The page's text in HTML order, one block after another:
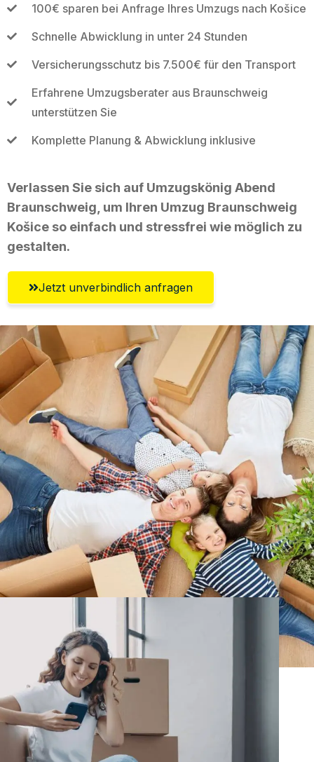
100€ sparen bei Anfrage Ihres Umzugs nach Košice
Schnelle Abwicklung in unter 24 Stunden
Versicherungsschutz bis 7.500€ für den Transport
Erfahrene Umzugsberater aus Braunschweig
unterstützen Sie
Komplette Planung & Abwicklung inklusive
Verlassen Sie sich auf Umzugskönig Abend
Braunschweig, um Ihren Umzug Braunschweig
Košice so einfach und stressfrei wie möglich zu
gestalten.
Jetzt unverbindlich anfragen